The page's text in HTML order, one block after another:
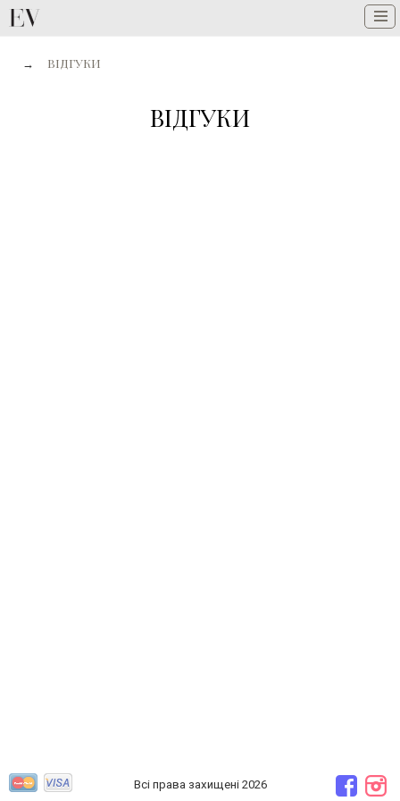
→ ВІДГУКИ
ВІДГУКИ
Всі права захищені 2026